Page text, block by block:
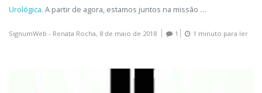
Urológica. A partir de agora, estamos juntos na missão …
SignumWeb - Renata Rocha, 8 de maio de 2018 1 1 minuto para ler